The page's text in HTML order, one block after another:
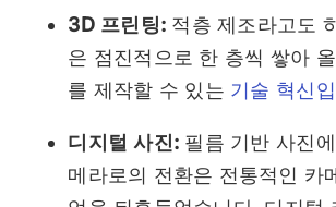
3D 프린팅: 적층 제조라고도
은 점진적으로 한 층씩 쌓아
를 제작할 수 있는 기술 혁신
디지털 사진: 필름 기반 사진
메라로의 전환은 전통적인 카